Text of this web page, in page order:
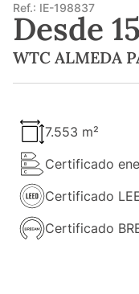
Ref.: IE-198837
Desde
WTC ALMEDA
7.553 m²
Certificado
Certificado
Certificado